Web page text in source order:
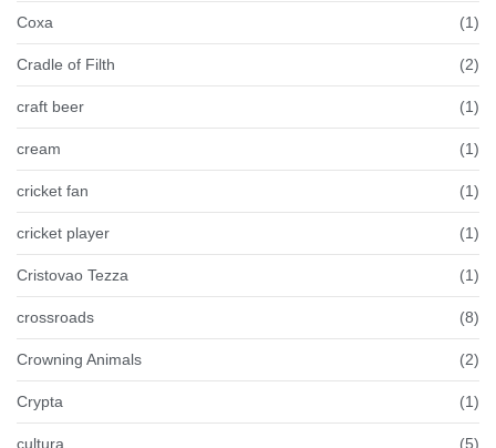
Coxa (1)
Cradle of Filth (2)
craft beer (1)
cream (1)
cricket fan (1)
cricket player (1)
Cristovao Tezza (1)
crossroads (8)
Crowning Animals (2)
Crypta (1)
cultura (5)